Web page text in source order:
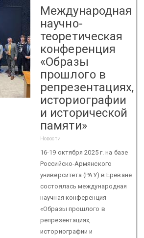
Международная
научно-
теоретическая
конференция
«Образы
прошлого в
репрезентациях,
историографии
и исторической
памяти»
Новости
16-19 октября 2025 г. на базе
Российско-Армянского
университета (РАУ) в Ереване
состоялась международная
научная конференция
«Образы прошлого в
репрезентациях,
историографии и